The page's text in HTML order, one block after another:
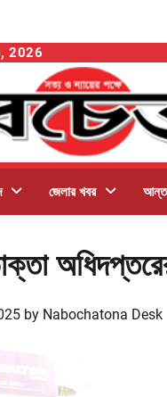
2026
জেলার খবর
by Nabochatona Desk